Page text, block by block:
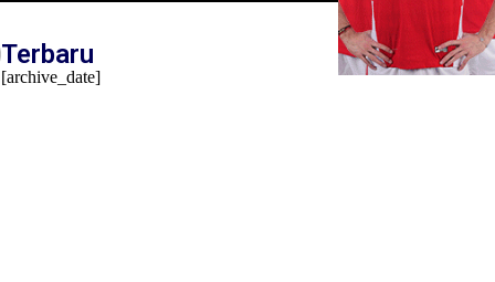
Terbaru
[archive_date]